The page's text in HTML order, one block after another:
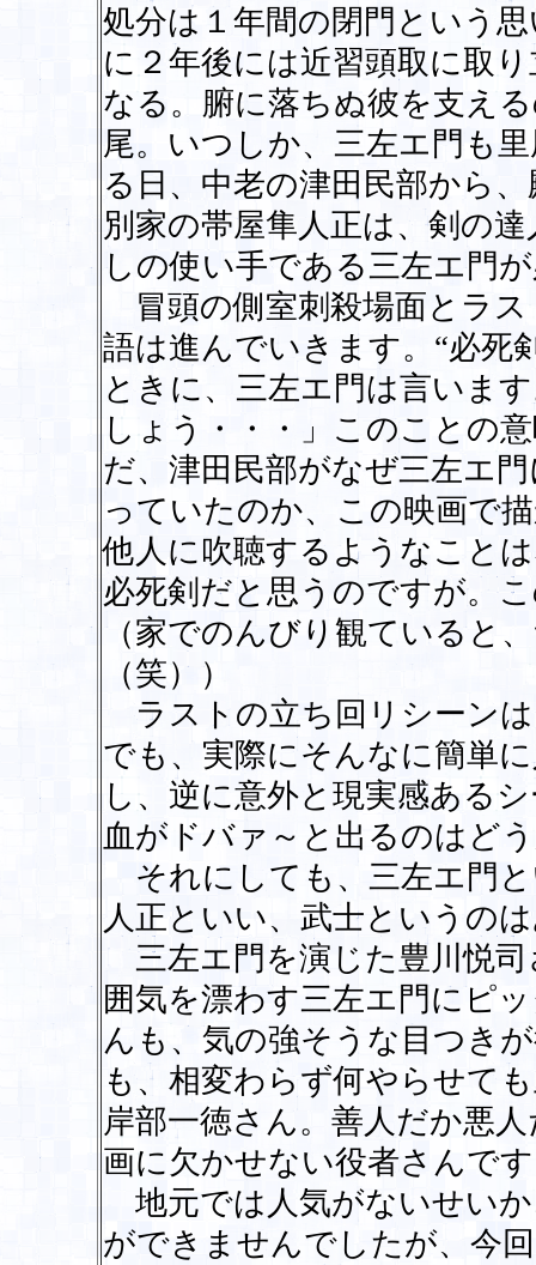
処分は１年間の閉門という
に２年後には近習頭取に取
なる。腑に落ちぬ彼を支え
尾。いつしか、三左エ門も
る日、中老の津田民部から
別家の帯屋隼人正は、剣の
しの使い手である三左エ門
冒頭の側室刺殺場面とラス
語は進んでいきます。“必死
ときに、三左エ門は言いま
しょう・・・」このことの
だ、津田民部がなぜ三左エ
っていたのか、この映画で
他人に吹聴するようなこと
必死剣だと思うのですが。
（家でのんびり観ていると
（笑））
ラストの立ち回リシーン
でも、実際にそんなに簡単
し、逆に意外と現実感ある
血がドバァ～と出るのはど
それにしても、三左エ門
人正といい、武士というの
三左エ門を演じた豊川悦
囲気を漂わす三左エ門にピ
んも、気の強そうな目つき
も、相変わらず何やらせて
岸部一徳さん。善人だか悪
画に欠かせない役者さんで
地元では人気がないせい
ができませんでしたが、今